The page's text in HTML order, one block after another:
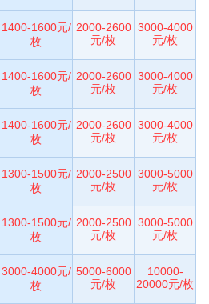
1400-1600元/
枚
2000-2600
元/枚
3000-4000
元/枚
1400-1600元/
枚
2000-2600
元/枚
3000-4000
元/枚
1400-1600元/
枚
2000-2600
元/枚
3000-4000
元/枚
1300-1500元/
枚
2000-2500
元/枚
3000-5000
元/枚
1300-1500元/
枚
2000-2500
元/枚
3000-5000
元/枚
3000-4000元/
枚
5000-6000
元/枚
10000-
20000元/枚